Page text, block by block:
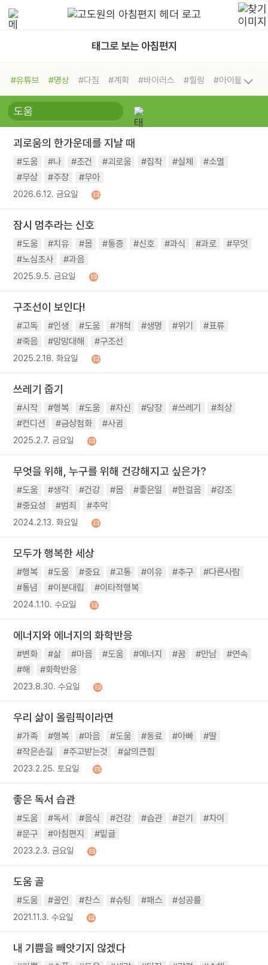
태그로 보는 아침편지
#유튜브 #명상 #다짐 #계획 #바이러스 #힐링
#아이들
#비전캠프
#독서캠프 #삶
#희망
#나눔 #친구 #링컨학교
#독서
#건강 #면역력
괴로움의 한가운데를 지날 때
#도움 #나 #조건 #괴로움 #집착 #실체
#소멸
#무상
#주장 #무아
2026.6.12. 금요일
잠시 멈추라는 신호
#도움 #치유 #몸 #통증 #신호 #과식 #과로
#무엇
#노심초사
#과음
2025.9.5. 금요일
구조선이 보인다!
#고독 #인생 #도움 #개척 #생명 #위기
#표류
#죽음
#망망대해 #구조선
2025.2.18. 화요일
쓰레기 줍기
#시작 #행복 #도움 #자신 #당장 #쓰레기
#최상
#컨디션
#금상첨화 #사귐
2025.2.7. 금요일
무엇을 위해, 누구를 위해 건강해지고 싶은가?
#도움 #생각 #건강 #몸 #좋은일 #한걸음
#강조
#중요성
#범죄 #추악
2024.2.13. 화요일
모두가 행복한 세상
#행복 #도움 #중요 #고통 #이유 #추구
#다른사람
#통념
#이분대립 #이타적행복
2024.1.10. 수요일
에너지와 에너지의 화학반응
#변화 #삶 #마음 #도움 #에너지 #꿈 #만남
#연속
#해
#화학반응
2023.8.30. 수요일
우리 삶이 올림픽이라면
#가족 #행복 #마음 #도움 #동료 #아빠
#딸
#작은손길
#주고받는것 #삶의큰힘
2023.2.25. 토요일
좋은 독서 습관
#도움 #독서 #음식 #건강 #습관 #걷기
#차이
#문구
#아침편지 #밑글
2023.2.3. 금요일
도움 골
#도움 #골인 #찬스 #슈팅 #패스 #성공률
2021.11.3. 수요일
내 기쁨을 빼앗기지 않겠다